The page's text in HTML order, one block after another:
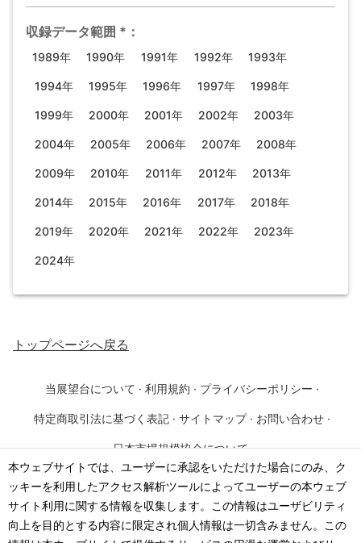
本ウェブサイトでは、ユーザーに承認をいただけた場合にのみ、ク
ッキーを利用したアクセス解析ツールによってユーザーの本ウェブ
サイト利用に関する情報を収集します。この情報はユーザビリティ
向上を目的とする内容に限定され個人情報は一切含みません。この
収録データ範囲 * ：
1989年 1990年 1991年 1992年 1993年
1994年 1995年 1996年 1997年 1998年
1999年 2000年 2001年 2002年 2003年
2004年 2005年 2006年 2007年 2008年
2009年 2010年 2011年 2012年 2013年
2014年 2015年 2016年 2017年 2018年
2019年 2020年 2021年 2022年 2023年
2024年
トップページへ戻る
当展望台について · 利用規約 · プライバシーポリシー ·
特定商取引法に基づく表記 · サイトマップ · お問い合わせ ·
日本市場規模協会について
©2026· 一般社団法人 日本市場規模協会